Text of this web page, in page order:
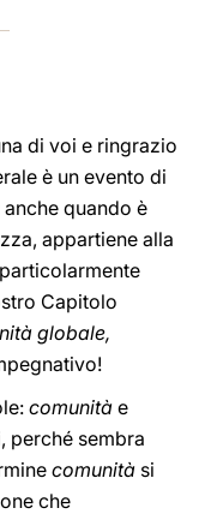
di voi e ringrazio
è un evento di
quando è
appartiene alla
Capitolo
globale,
comunità e
perché sembra
comunità si
che